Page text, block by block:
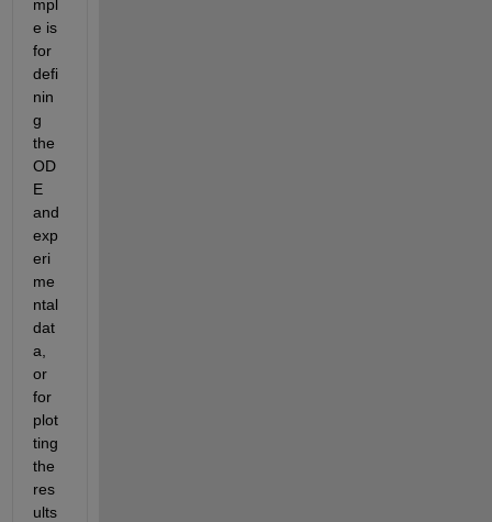
mpl
e is
for
defi
nin
g
the
OD
E
and
exp
eri
me
ntal
dat
a,
or
for
plot
ting
the
res
ults